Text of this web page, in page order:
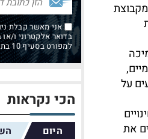
על
את
אני מאשר קבלת
בדואר אלקטרוני ו/
למפורט בסעיף 10 בתנאי השימוש
הכי נקראות
היום